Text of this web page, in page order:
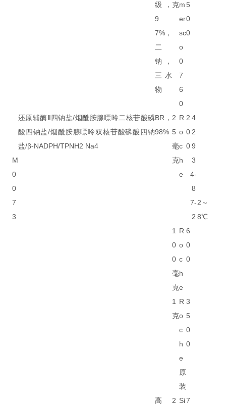
级，
9
7%，
二
钠，
三水
物
克m
er
sc
o
0
7
6
0
5
0
0
M
0
0
7
3
还原辅酶Ⅱ四钠盐/烟酰胺腺嘌呤二核苷酸磷
酸四钠盐/烟酰胺腺嘌呤双核苷酸磷酸四钠
盐/β-NADPH/TPNH2 Na4
BR，
98%
2
5
毫
克
R
o
c
h
e
2
0
0
4
2
9
3
4-
8
7-
2
2～
8℃
1
0
0
毫
克
R
o
c
h
e
6
0
0
1
克
R
o
c
h
e
原
装
3
5
0
0
高
2 Si7